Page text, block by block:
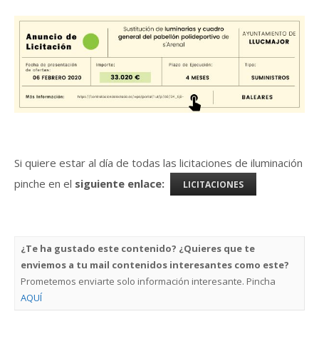
Si quiere estar al día de todas las licitaciones de iluminación
pinche en el siguiente enlace: LICITACIONES
¿Te ha gustado este contenido? ¿Quieres que te
enviemos a tu mail contenidos interesantes como este?
Prometemos enviarte solo información interesante. Pincha
AQUÍ